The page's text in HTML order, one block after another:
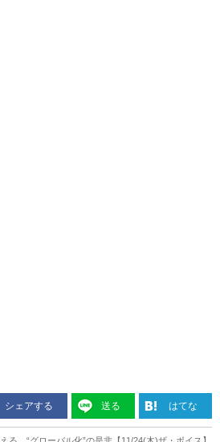
シェアする 送る はてな